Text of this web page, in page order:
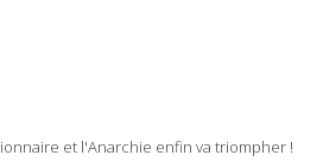
et l'Anarchie enfin va triompher !